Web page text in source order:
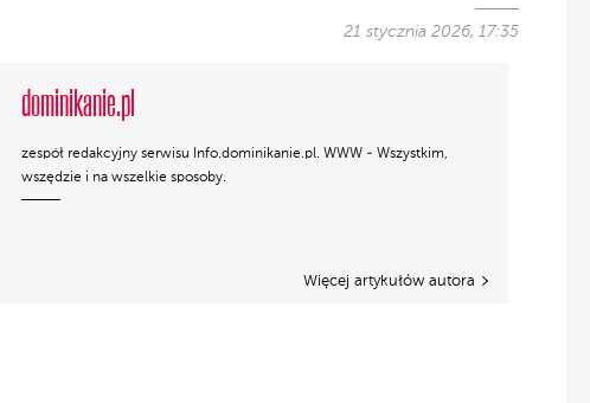
21 stycznia 2026, 17:35
dominikanie.pl
zespół redakcyjny serwisu Info.dominikanie.pl. WWW - Wszystkim,
wszędzie i na wszelkie sposoby.
Więcej artykułów autora